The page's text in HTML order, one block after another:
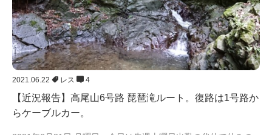
2021.06.22 レス 4
【近況報告】高尾山6号路 琵琶滝ルート。復路は1号路か
らケーブルカー。